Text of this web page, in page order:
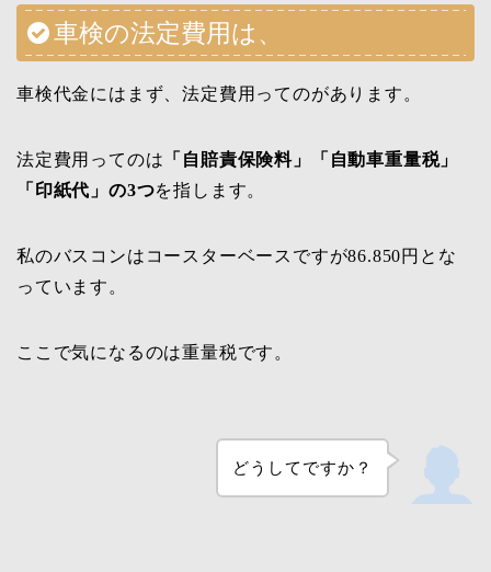
車検の法定費用は、
車検代金にはまず、法定費用ってのがあります。
法定費用ってのは 「自賠責保険料」「自動車重量税」
「印紙代」の3つを指します。
私のバスコンはコースターベースですが86.850円とな
っています。
ここで気になるのは重量税です。
どうしてですか？